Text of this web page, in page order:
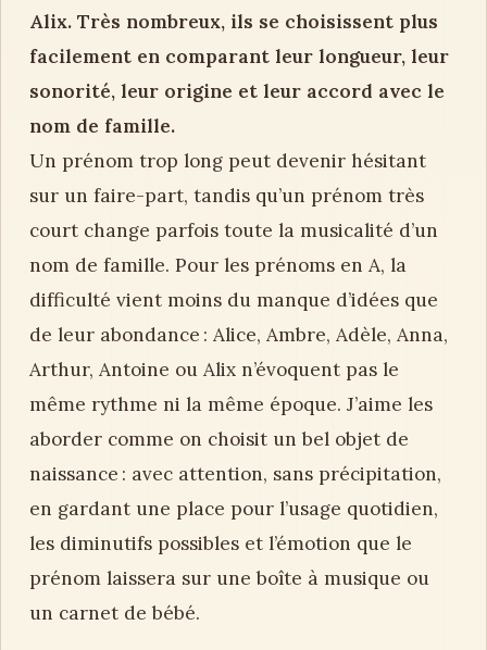
Alix. Très nombreux, ils se choisissent plus
facilement en comparant leur longueur, leur
sonorité, leur origine et leur accord avec le
nom de famille.
Un prénom trop long peut devenir hésitant
sur un faire-part, tandis qu’un prénom très
court change parfois toute la musicalité d’un
nom de famille. Pour les prénoms en A, la
difficulté vient moins du manque d’idées que
de leur abondance : Alice, Ambre, Adèle, Anna,
Arthur, Antoine ou Alix n’évoquent pas le
même rythme ni la même époque. J’aime les
aborder comme on choisit un bel objet de
naissance : avec attention, sans précipitation,
en gardant une place pour l’usage quotidien,
les diminutifs possibles et l’émotion que le
prénom laissera sur une boîte à musique ou
un carnet de bébé.